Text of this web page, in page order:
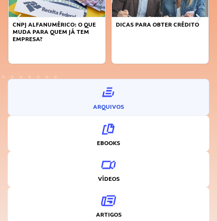
CNPJ ALFANUMÉRICO: O QUE
MUDA PARA QUEM JÁ TEM
EMPRESA?
DICAS PARA OBTER CRÉDITO
ARQUIVOS
EBOOKS
VÍDEOS
ARTIGOS